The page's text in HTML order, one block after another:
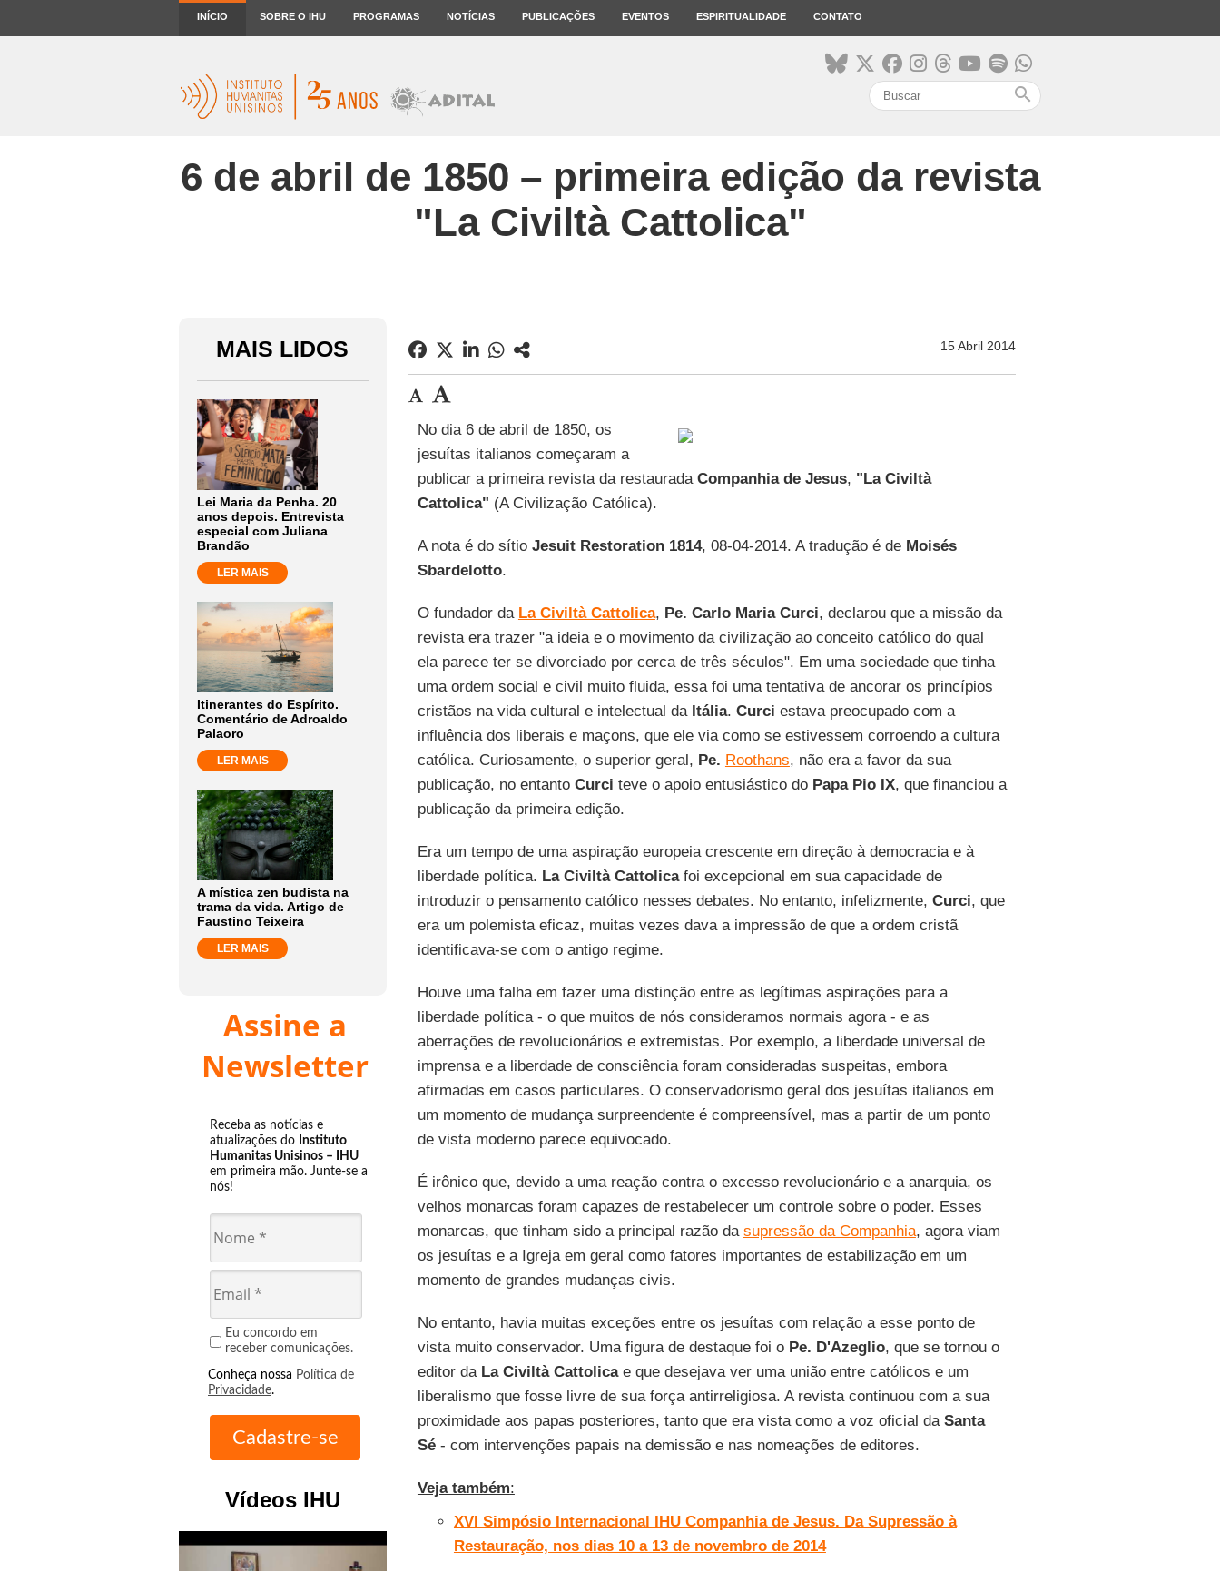
INÍCIO SOBRE O IHU PROGRAMAS NOTÍCIAS PUBLICAÇÕES EVENTOS ESPIRITUALIDADE CONTATO
search
6 de abril de 1850 – primeira edição da revista
"La Civiltà Cattolica"
MAIS LIDOS
Lei Maria da Penha. 20
anos depois. Entrevista
especial com Juliana
Brandão
LER MAIS
Itinerantes do Espírito.
Comentário de Adroaldo
Palaoro
LER MAIS
A mística zen budista na
trama da vida. Artigo de
Faustino Teixeira
LER MAIS
Assine a
Newsletter
Receba as notícias e
atualizações do Instituto
Humanitas Unisinos – IHU
em primeira mão. Junte-se a
nós!
Eu concordo em
receber comunicações.
Conheça nossa Política de
Privacidade.
Vídeos IHU
15 Abril 2014
No dia 6 de abril de 1850, os
jesuítas italianos começaram a
publicar a primeira revista da restaurada Companhia de Jesus, "La Civiltà
Cattolica" (A Civilização Católica).
A nota é do sítio Jesuit Restoration 1814, 08-04-2014. A tradução é de Moisés
Sbardelotto.
O fundador da La Civiltà Cattolica, Pe. Carlo Maria Curci, declarou que a missão da
revista era trazer "a ideia e o movimento da civilização ao conceito católico do qual
ela parece ter se divorciado por cerca de três séculos". Em uma sociedade que tinha
uma ordem social e civil muito fluida, essa foi uma tentativa de ancorar os princípios
cristãos na vida cultural e intelectual da Itália. Curci estava preocupado com a
influência dos liberais e maçons, que ele via como se estivessem corroendo a cultura
católica. Curiosamente, o superior geral, Pe. Roothans, não era a favor da sua
publicação, no entanto Curci teve o apoio entusiástico do Papa Pio IX, que financiou a
publicação da primeira edição.
Era um tempo de uma aspiração europeia crescente em direção à democracia e à
liberdade política. La Civiltà Cattolicafoi excepcional em sua capacidade de
introduzir o pensamento católico nesses debates. No entanto, infelizmente, Curci, que
era um polemista eficaz, muitas vezes dava a impressão de que a ordem cristã
identificava-se com o antigo regime.
Houve uma falha em fazer uma distinção entre as legítimas aspirações para a
liberdade política - o que muitos de nós consideramos normais agora - e as
aberrações de revolucionários e extremistas. Por exemplo, a liberdade universal de
imprensa e a liberdade de consciência foram consideradas suspeitas, embora
afirmadas em casos particulares. O conservadorismo geral dos jesuítas italianos em
um momento de mudança surpreendente é compreensível, mas a partir de um ponto
de vista moderno parece equivocado.
É irônico que, devido a uma reação contra o excesso revolucionário e a anarquia, os
velhos monarcas foram capazes de restabelecer um controle sobre o poder. Esses
monarcas, que tinham sido a principal razão da supressão da Companhia, agora viam
os jesuítas e a Igreja em geral como fatores importantes de estabilização em um
momento de grandes mudanças civis.
No entanto, havia muitas exceções entre os jesuítas com relação a esse ponto de
vista muito conservador. Uma figura de destaque foi o Pe. D'Azeglio, que se tornou o
editor da La Civiltà Cattolicae que desejava ver uma união entre católicos e um
liberalismo que fosse livre de sua força antirreligiosa. A revista continuou com a sua
proximidade aos papas posteriores, tanto que era vista como a voz oficial da Santa
Sé- com intervenções papais na demissão e nas nomeações de editores.
Veja também:
XVI Simpósio Internacional IHU Companhia de Jesus. Da Supressão à
Restauração, nos dias 10 a 13 de novembro de 2014